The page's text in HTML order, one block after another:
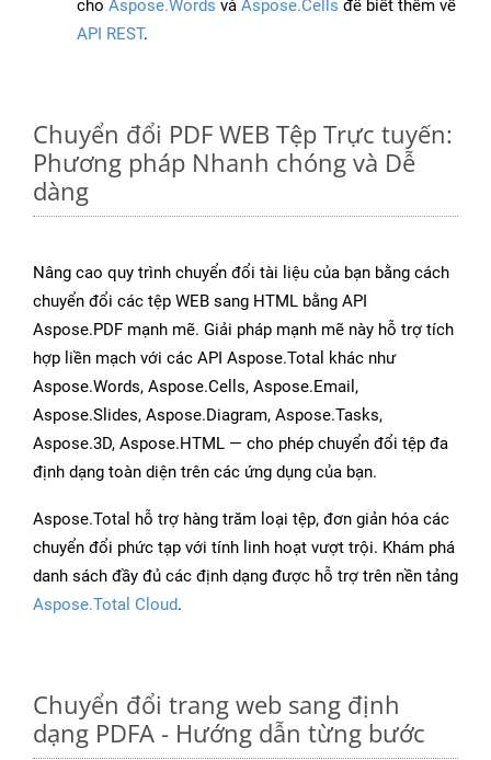
cho Aspose.Words và Aspose.Cells để biết thêm về
API REST.
Chuyển đổi PDF WEB Tệp Trực tuyến:
Phương pháp Nhanh chóng và Dễ
dàng
Nâng cao quy trình chuyển đổi tài liệu của bạn bằng cách
chuyển đổi các tệp WEB sang HTML bằng API
Aspose.PDF mạnh mẽ. Giải pháp mạnh mẽ này hỗ trợ tích
hợp liền mạch với các API Aspose.Total khác như
Aspose.Words, Aspose.Cells, Aspose.Email,
Aspose.Slides, Aspose.Diagram, Aspose.Tasks,
Aspose.3D, Aspose.HTML — cho phép chuyển đổi tệp đa
định dạng toàn diện trên các ứng dụng của bạn.
Aspose.Total hỗ trợ hàng trăm loại tệp, đơn giản hóa các
chuyển đổi phức tạp với tính linh hoạt vượt trội. Khám phá
danh sách đầy đủ các định dạng được hỗ trợ trên nền tảng
Aspose.Total Cloud.
Chuyển đổi trang web sang định
dạng PDFA - Hướng dẫn từng bước